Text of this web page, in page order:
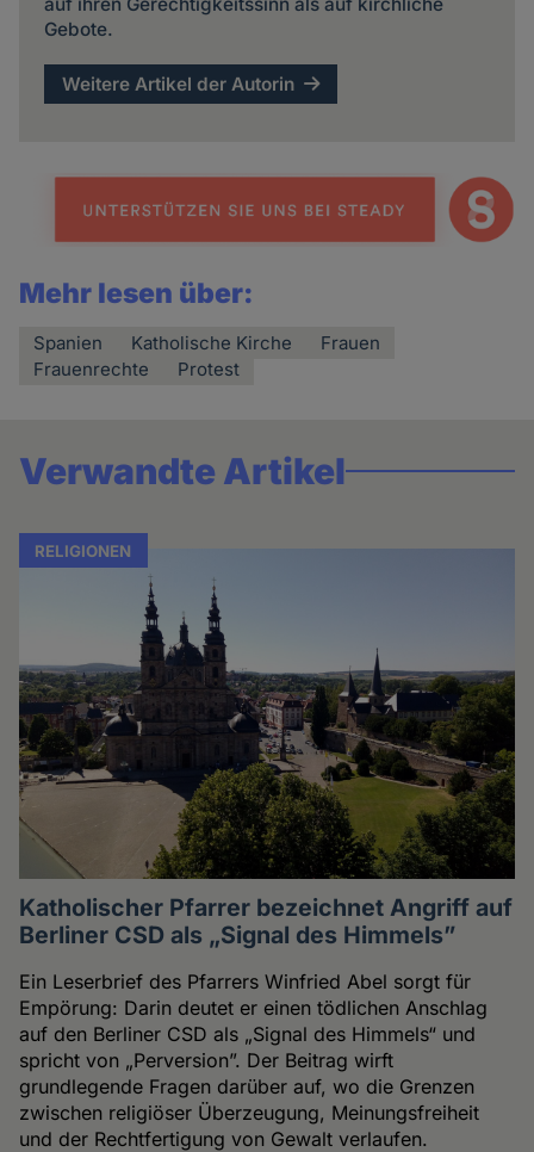
Gebote.
Weitere Artikel der Autorin
Mehr lesen über:
Spanien Katholische Kirche
Frauen
Frauenrechte
Protest
Verwandte Artikel
RELIGIONEN
Katholischer Pfarrer bezeichnet Angriff auf
Berliner CSD als „Signal des Himmels”
Ein Leserbrief des Pfarrers Winfried Abel sorgt für
Empörung: Darin deutet er einen tödlichen Anschlag
auf den Berliner CSD als „Signal des Himmels“ und
spricht von „Perversion”. Der Beitrag wirft
grundlegende Fragen darüber auf, wo die Grenzen
zwischen religiöser Überzeugung, Meinungsfreiheit
und der Rechtfertigung von Gewalt verlaufen.